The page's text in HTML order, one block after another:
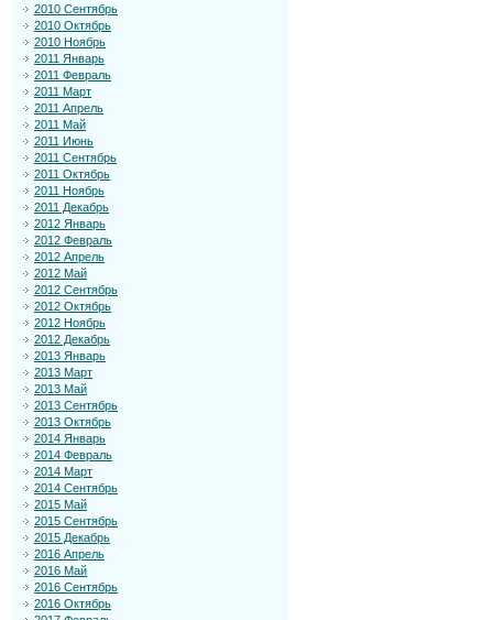
2010 Сентябрь
2010 Октябрь
2010 Ноябрь
2011 Январь
2011 Февраль
2011 Март
2011 Апрель
2011 Май
2011 Июнь
2011 Сентябрь
2011 Октябрь
2011 Ноябрь
2011 Декабрь
2012 Январь
2012 Февраль
2012 Апрель
2012 Май
2012 Сентябрь
2012 Октябрь
2012 Ноябрь
2012 Декабрь
2013 Январь
2013 Март
2013 Май
2013 Сентябрь
2013 Октябрь
2014 Январь
2014 Февраль
2014 Март
2014 Сентябрь
2015 Май
2015 Сентябрь
2015 Декабрь
2016 Апрель
2016 Май
2016 Сентябрь
2016 Октябрь